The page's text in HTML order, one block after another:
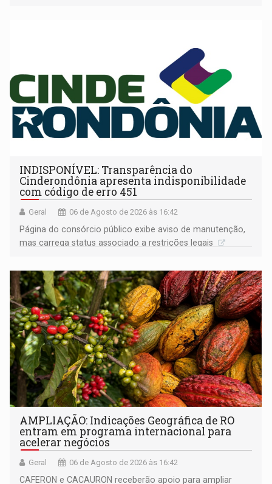
INDISPONÍVEL: Transparência do
Cinderondônia apresenta indisponibilidade
com código de erro 451
Geral 06 de Agosto de 2026 às 16:42
Página do consórcio público exibe aviso de manutenção,
mas carrega status associado a restrições legais
AMPLIAÇÃO: Indicações Geográfica de RO
entram em programa internacional para
acelerar negócios
Geral 06 de Agosto de 2026 às 16:42
CAFERON e CACAURON receberão apoio para ampliar